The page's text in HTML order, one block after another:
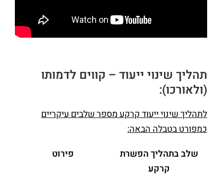
תהליך שינוי ייעוד – קווים לדמותו
(ולאורכו):
לתהליך שינוי ייעוד קרקע מספר שלבים עיקריים
כמפורט בטבלה הבאה:
שלב בתהליך הפשרת
קרקע
פירוט